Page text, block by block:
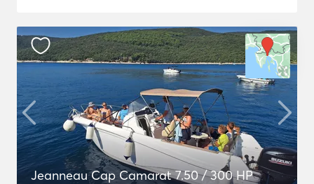
Jeanneau Cap Camarat 7.50 / 300 HP